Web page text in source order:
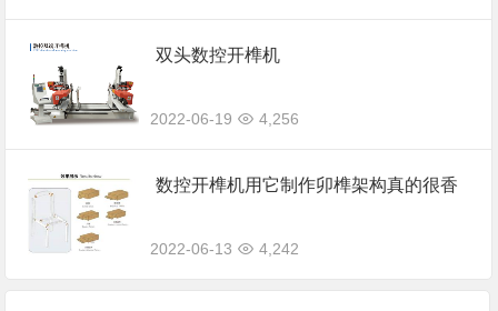
双头数控开榫机
2022-06-19 4,256
数控开榫机用它制作卯榫架构真的很香
2022-06-13 4,242